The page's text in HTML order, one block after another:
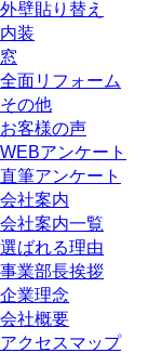
外壁貼り替え
内装
窓
全面リフォーム
その他
お客様の声
WEBアンケート
直筆アンケート
会社案内
会社案内一覧
選ばれる理由
事業部長挨拶
企業理念
会社概要
アクセスマップ